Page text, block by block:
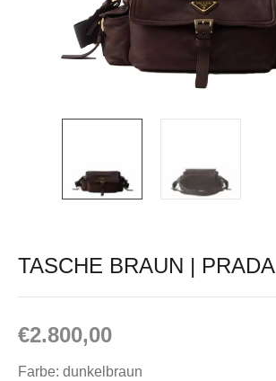
TASCHE BRAUN | PRADA
€2.800,00
Farbe: dunkelbraun